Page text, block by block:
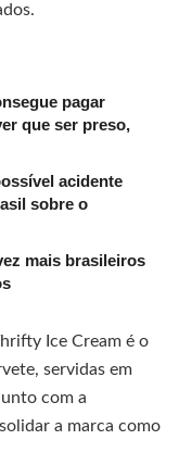
pagar
que ser preso,
acidente
sobre o
mais brasileiros
Ice Cream é o
servidas em
com a
a marca como